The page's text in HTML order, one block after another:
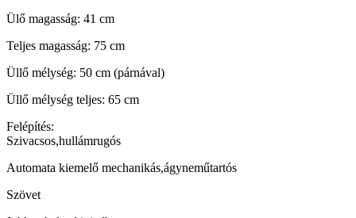
Ülő magasság: 41 cm
Teljes magasság: 75 cm
Üllő mélység: 50 cm (párnával)
Üllő mélység teljes: 65 cm
Felépítés:
Szivacsos,hullámrugós
Automata kiemelő mechanikás,ágyneműtartós
Szövet